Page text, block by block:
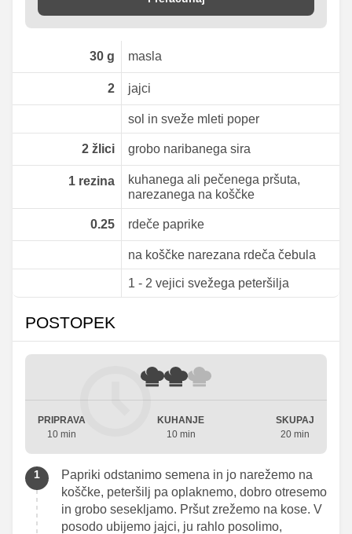
30g masla
2 jajci
sol in sveže mleti poper
2žlici grobo naribanega sira
1rezina
kuhanega ali pečenega pršuta,
narezanega na koščke
0.25 rdeče paprike
na koščke narezana rdeča čebula
1 - 2 vejici svežega peteršilja
POSTOPEK
PRIPRAVA
10 min
KUHANJE
10 min
SKUPAJ
20 min
Papriki odstanimo semena in jo narežemo na
koščke, peteršilj pa oplaknemo, dobro otresemo
in grobo sesekljamo. Pršut zrežemo na kose. V
posodo ubijemo jajci, ju rahlo posolimo,